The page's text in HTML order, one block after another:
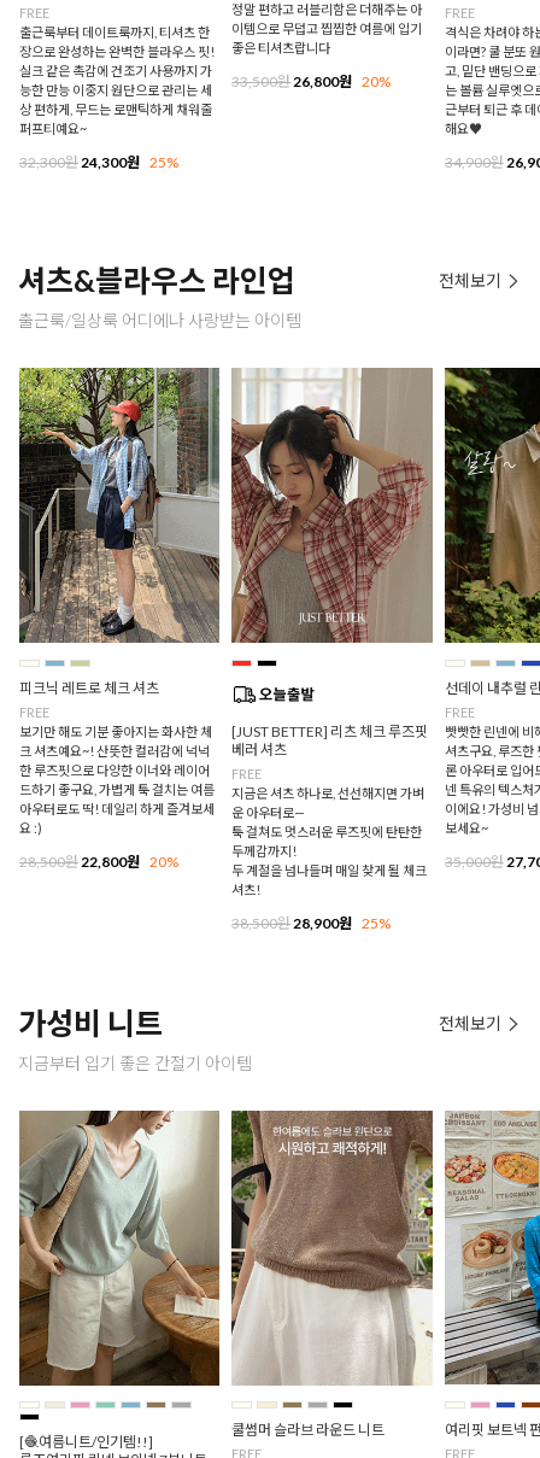
FREE
출근룩부터 데이트룩까지, 티셔츠 한
장으로 완성하는 완벽한 블라우스 핏!
실크 같은 촉감에 건조기 사용까지 가
능한 만능 이중지 원단으로 관리는 세
상 편하게, 무드는 로맨틱하게 채워줄
퍼프티예요~
32,300원24,300원 25%
정말 편하고 러블리함은 더해주는 아
이템으로 무덥고 찝찝한 여름에 입기
좋은 티셔츠랍니다
33,500원26,800원 20%
FREE
격식은 차려야 하
이라면? 쿨 분또
고, 밑단 밴딩으
는 볼륨 실루엣으
근부터 퇴근 후
해요♥
34,900원
셔츠&블라우스 라인업
출근룩/일상룩 어디에나 사랑받는 아이템
전체보기
피크닉 레트로 체크 셔츠
FREE
보기만 해도 기분 좋아지는 화사한 체
크 셔츠예요~! 산뜻한 컬러감에 넉넉
한 루즈핏으로 다양한 이너와 레이어
드하기 좋구요, 가볍게 툭 걸치는 여름
아우터로도 딱! 데일리 하게 즐겨보세
요 :)
28,500원 22,800원 20%
[JUST BETTER] 리츠 체크 루즈핏
베러 셔츠
FREE
지금은 셔츠 하나로, 선선해지면 가벼
운 아우터로—
툭 걸쳐도 멋스러운 루즈핏에 탄탄한
두께감까지!
두 계절을 넘나들며 매일 찾게 될 체크
셔츠!
38,500원28,900원 25%
선데이 내추럴
FREE
빳빳한 린넨에 비
셔츠구요, 루즈한
론 아우터로 입어
넨 특유의 텍스처
이에요! 가성비
보세요~
35,000원
가성비 니트
지금부터 입기 좋은 간절기 아이템
전체보기
[🧶여름니트/인기템!!]
쿨썸머 슬라브 라운드 니트
FREE
여리핏 보트넥
FREE